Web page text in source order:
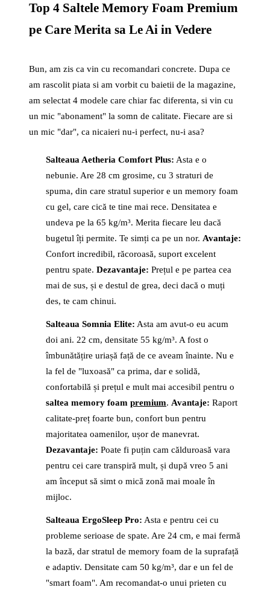
Top 4 Saltele Memory Foam Premium
pe Care Merita sa Le Ai in Vedere
Bun, am zis ca vin cu recomandari concrete. Dupa ce
am rascolit piata si am vorbit cu baietii de la magazine,
am selectat 4 modele care chiar fac diferenta, si vin cu
un mic "abonament" la somn de calitate. Fiecare are si
un mic "dar", ca nicaieri nu-i perfect, nu-i asa?
Salteaua Aetheria Comfort Plus: Asta e o
nebunie. Are 28 cm grosime, cu 3 straturi de
spuma, din care stratul superior e un memory foam
cu gel, care cică te tine mai rece. Densitatea e
undeva pe la 65 kg/m³. Merita fiecare leu dacă
bugetul îți permite. Te simți ca pe un nor. Avantaje:
Confort incredibil, răcoroasă, suport excelent
pentru spate. Dezavantaje: Prețul e pe partea cea
mai de sus, și e destul de grea, deci dacă o muți
des, te cam chinui.
Salteaua Somnia Elite: Asta am avut-o eu acum
doi ani. 22 cm, densitate 55 kg/m³. A fost o
îmbunătățire uriașă față de ce aveam înainte. Nu e
la fel de "luxoasă" ca prima, dar e solidă,
confortabilă și prețul e mult mai accesibil pentru o
saltea memory foam premium. Avantaje: Raport
calitate-preț foarte bun, confort bun pentru
majoritatea oamenilor, ușor de manevrat.
Dezavantaje: Poate fi puțin cam călduroasă vara
pentru cei care transpiră mult, și după vreo 5 ani
am început să simt o mică zonă mai moale în
mijloc.
Salteaua ErgoSleep Pro: Asta e pentru cei cu
probleme serioase de spate. Are 24 cm, e mai fermă
la bază, dar stratul de memory foam de la suprafață
e adaptiv. Densitate cam 50 kg/m³, dar e un fel de
"smart foam". Am recomandat-o unui prieten cu